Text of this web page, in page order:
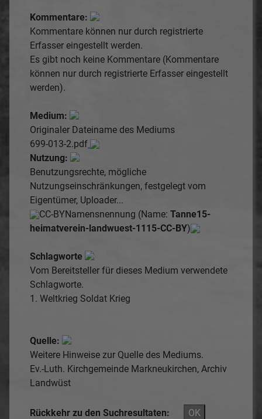
Kommentare:
Kommentare können nur durch registrierte
Erfasser eingestellt werden.
Es gibt noch keine Kommentare (Kommentare
können nur durch registrierte Erfasser eingestellt
werden).
Medium:
Originaler Dateiname des Mediums
699-013-2.pdf
Nutzung:
Benutzungsrechte, mögliche
Nutzungseinschränkungen, festgelegt vom
Eigentümer, Uploader...
CC-BYNamensnennung (Name: Tanne15-
heimatverein-landwuest-1115-CC-BY)
Schlagworte
Vom Bereitsteller für dieses Medium verwendete
Schlagworte.
1. Weltkrieg Soldat Krieg
Quelle:
Weitere Hinweise zur Quelle des Mediums.
Ev.-Luth. Kirchgemeinde Markneukirchen, Archiv
Landwüst
Rückkehr zu den Suchresultaten: OK